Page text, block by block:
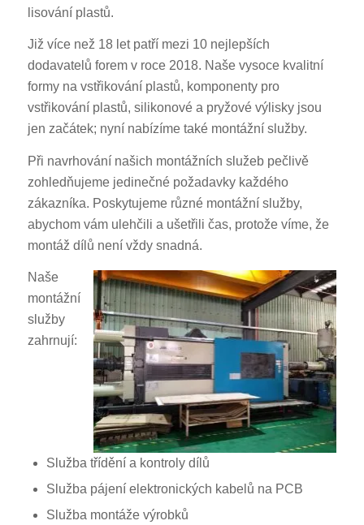
lisování plastů.
Již více než 18 let patří mezi 10 nejlepších
dodavatelů forem v roce 2018. Naše vysoce kvalitní
formy na vstřikování plastů, komponenty pro
vstřikování plastů, silikonové a pryžové výlisky jsou
jen začátek; nyní nabízíme také montážní služby.
Při navrhování našich montážních služeb pečlivě
zohledňujeme jedinečné požadavky každého
zákazníka. Poskytujeme různé montážní služby,
abychom vám ulehčili a ušetřili čas, protože víme, že
montáž dílů není vždy snadná.
Naše
montážní
služby
zahrnují:
Služba třídění a kontroly dílů
Služba pájení elektronických kabelů na PCB
Služba montáže výrobků